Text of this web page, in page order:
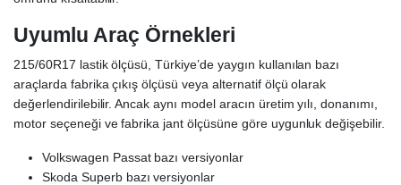
Uyumlu Araç Örnekleri
215/60R17 lastik ölçüsü, Türkiye’de yaygın kullanılan bazı
araçlarda fabrika çıkış ölçüsü veya alternatif ölçü olarak
değerlendirilebilir. Ancak aynı model aracın üretim yılı, donanımı,
motor seçeneği ve fabrika jant ölçüsüne göre uygunluk değişebilir.
Volkswagen Passat bazı versiyonlar
Skoda Superb bazı versiyonlar